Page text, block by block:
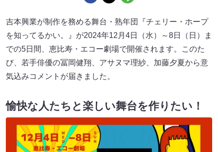
吉本興業が制作を務める舞台・熟年団『チェリー・ホープ
を知ってるかい。』が2024年12月4日（水）～8日（日）ま
での5日間、恵比寿・エコー劇場で開催されます。このた
び、若手俳優の冨岡健翔、アサヌマ理紗、加藤夕夏から意
気込みコメントが届きました。
愉快な人たちと楽しい舞台を作りたい！